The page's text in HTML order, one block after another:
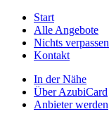
Start
Alle Angebote
Nichts verpassen
Kontakt
In der Nähe
Über AzubiCard
Anbieter werden